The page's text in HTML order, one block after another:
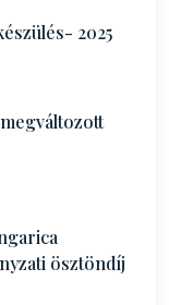
2025
ösztöndíj